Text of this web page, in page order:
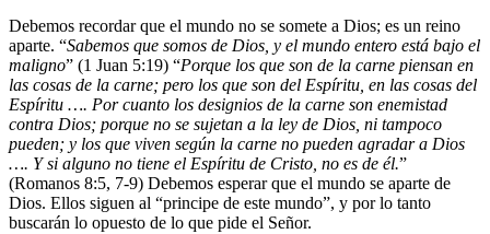
Debemos recordar que el mundo no se somete a Dios; es un reino
aparte. “Sabemos que somos de Dios, y el mundo entero está bajo el
maligno” (1 Juan 5:19) “Porque los que son de la carne piensan en
las cosas de la carne; pero los que son del Espíritu, en las cosas del
Espíritu …. Por cuanto los designios de la carne son enemistad
contra Dios; porque no se sujetan a la ley de Dios, ni tampoco
pueden; y los que viven según la carne no pueden agradar a Dios
…. Y si alguno no tiene el Espíritu de Cristo, no es de él.”
(Romanos 8:5, 7-9) Debemos esperar que el mundo se aparte de
Dios. Ellos siguen al “principe de este mundo”, y por lo tanto
buscarán lo opuesto de lo que pide el Señor.